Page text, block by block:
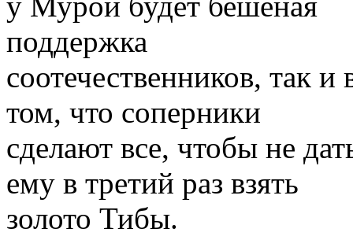
поддержка
соотечественников, так и
том, что соперники
сделают все, чтобы не
ему в третий раз взять
золото Тибы.